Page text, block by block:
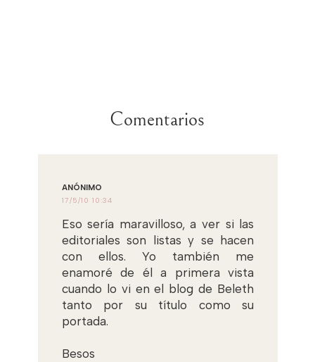
Comentarios
ANÓNIMO
17/5/10 10:34
Eso sería maravilloso, a ver si las
editoriales son listas y se hacen
con ellos. Yo también me
enamoré de él a primera vista
cuando lo vi en el blog de Beleth
tanto por su título como su
portada.
Besos